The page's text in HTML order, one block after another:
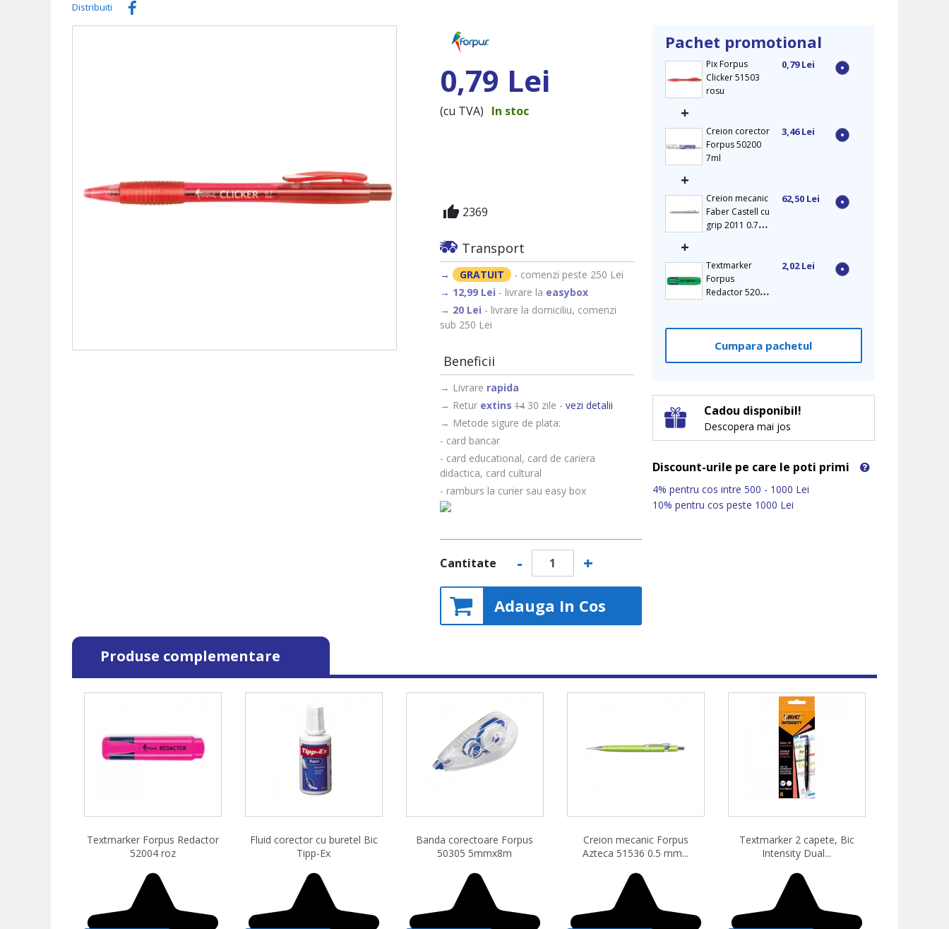
Distribuiti
0,79 Lei
(cu TVA) In stoc
thumb_up 2369
Transport
→ GRATUIT - comenzi peste 250 Lei
→ 12,99 Lei - livrare la easybox
- livrare la domiciliu, comenzi
sub 250 Lei
Beneficii
→ Livrare rapida
→ Retur extins 1430 zile - vezi detalii
→ Metode sigure de plata:
- card bancar
- card educational, card de cariera
didactica, card cultural
- ramburs la curier sau easy box
Cantitate - +
Adauga In Cos
Pachet promotional
Pix Forpus
Clicker 51503
rosu
0,79 Lei
+
Creion corector
Forpus 50200
7ml
3,46 Lei
+
Creion mecanic
Faber Castell cu
grip 2011 0.7
62,50 Lei
+
Textmarker
Forpus
Redactor 52006
2,02 Lei
Cumpara pachetul
Cadou disponibil!
Descopera mai jos
Discount-urile pe care le poti primi
4% pentru cos intre 500 - 1000 Lei
10% pentru cos peste 1000 Lei
Produse complementare
Textmarker Forpus Redactor
52004 roz
Fluid corector cu buretel Bic
Tipp-Ex
Banda corectoare Forpus
50305 5mmx8m
Creion mecanic Forpus
Azteca 51536 0.5 mm...
Textmarker 2 capete, Bic
Intensity Dual...